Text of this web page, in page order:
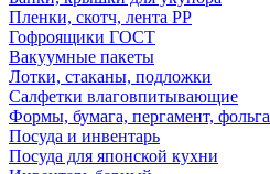
Пленки, скотч, лента РР
Гофроящики ГОСТ
Вакуумные пакеты
Лотки, стаканы, подложки
Салфетки влаговпитывающие
Формы, бумага, пергамент, фольга
Посуда и инвентарь
Посуда для японской кухни